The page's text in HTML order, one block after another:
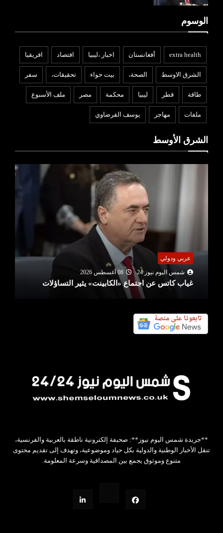
الوسوم
extra health أفغانستان اخبار ،ليبيا افتصاد افريقيا
الشرق الاوسط الصحة، بيت حواء تحقيقات، سفر
طاقة قطر ليبيا محكمة مصر ملف الأسبوع
ملفات مهاجر يوسف القرضاوي
الشرق الأوسط
عربي ودولي
شمس اليوم نيوز 24
08 أغسطس 2026
غياب كاتس عن اجتماع «الكابينت» يثير التساؤلات
**جريدة شمس اليوم نيوز**: صحيفة إلكترونية ناطقة بالعربية والفرنسية،
تنقل الأخبار الوطنية والدولية بكل حياد وموضوعية، وتهدف إلى تقديم محتوى
متنوع وموثوق يجمع بين المصداقية وسرعة المعلومة.